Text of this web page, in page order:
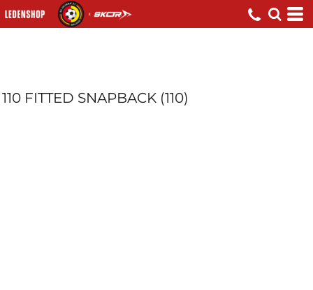
110 FITTED SNAPBACK (110)